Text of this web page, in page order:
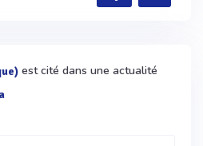
est cité dans une actualité